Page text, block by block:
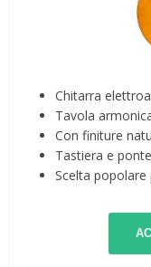
Chitarra
Tavola
Con finiture
Tastiera e
Scelta popolare